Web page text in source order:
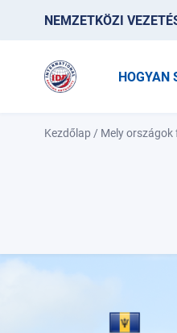
NEMZETKÖZI
HOGYAN
Kezdőlap / Mely országok